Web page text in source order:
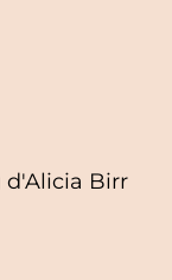
d'Alicia Birr